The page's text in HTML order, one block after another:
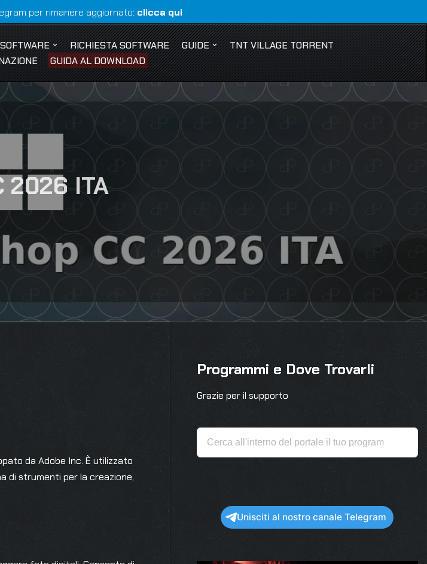
per rimanere aggiornato: clicca qui
SOFTWARE RICHIESTA SOFTWARE GUIDE
TNT VILLAGE TORRENT
GUIDA AL DOWNLOAD
2026 ITA
da Adobe Inc. È utilizzato
di strumenti per la creazione,
Programmi e Dove Trovarli
Grazie per il supporto
Unisciti al nostro canale Telegram